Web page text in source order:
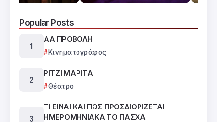
Popular Posts
ΑΑ ΠΡΟΒΟΛΗ
Κινηματογράφος
ΡΙΤΖΙ ΜΑΡΙΤΑ
Θέατρο
ΤΙ ΕΙΝΑΙ ΚΑΙ ΠΩΣ ΠΡΟΣΔΙΟΡΙΖΕΤΑΙ
ΗΜΕΡΟΜΗΝΙΑΚΑ ΤΟ ΠΑΣΧΑ